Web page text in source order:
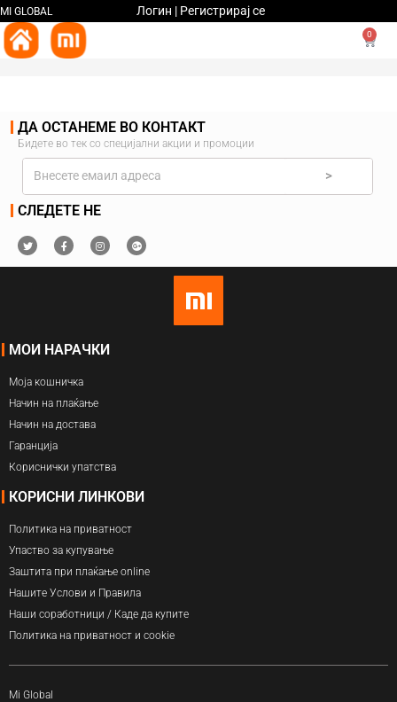
MI GLOBAL Логин | Регистрирај се
0
ДА ОСТАНЕМЕ ВО КОНТАКТ
Бидете во тек со специјални акции и промоции
>
СЛЕДЕТЕ НЕ
МОИ НАРАЧКИ
Моја кошничка
Начин на плаќање
Начин на достава
Гаранција
Кориснички упатства
КОРИСНИ ЛИНКОВИ
Политика на приватност
Упаство за купување
Заштита при плаќање online
Нашите Услови и Правила
Наши соработници / Каде да купите
Политика на приватност и cookie
Mi Global